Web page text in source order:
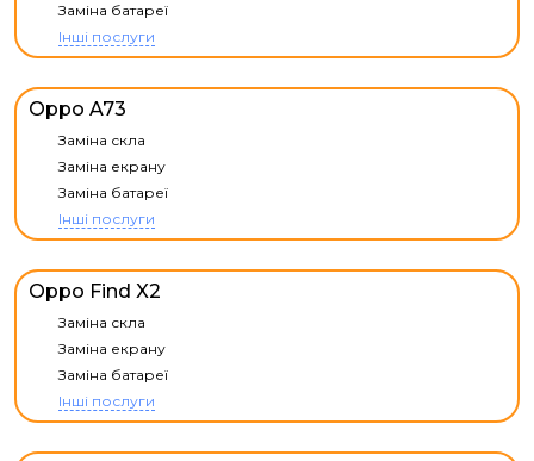
Заміна батареї
Інші послуги
Oppo A73
Заміна скла
Заміна екрану
Заміна батареї
Інші послуги
Oppo Find X2
Заміна скла
Заміна екрану
Заміна батареї
Інші послуги